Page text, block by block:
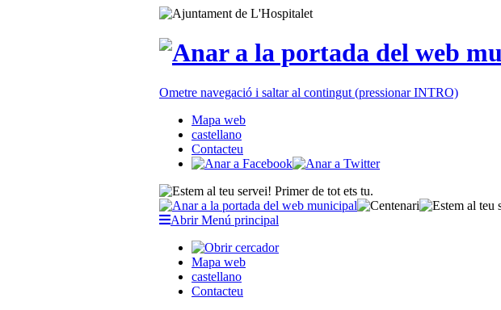
Ometre navegació i saltar al contingut (pressionar INTRO)
Mapa web
castellano
Contacteu
Abrir Menú principal
Mapa web
castellano
Contacteu